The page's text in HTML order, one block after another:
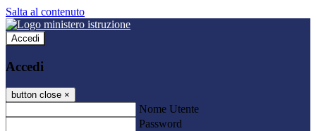
Salta al contenuto
Accedi
Accedi
button close ×
Nome Utente
Password